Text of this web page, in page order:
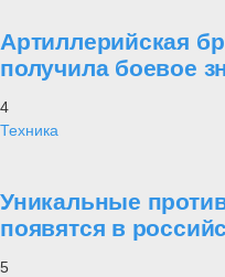
Артиллерийская
получила боевое
4
Техника
Уникальные
появятся в
5